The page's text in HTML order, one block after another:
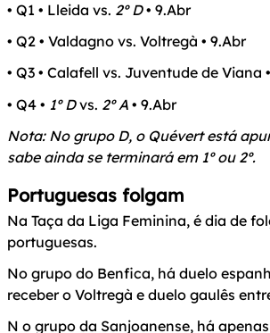
• Q1 • Lleida vs. 2º D• 9.Abr
• Q2 • Valdagno vs. Voltregà • 9.Abr
• Q3 • Calafell vs. Juventude de Viana
• Q4 • 1º Dvs. 2º A • 9.Abr
Nota: No grupo D, o Quévert está
sabe ainda se terminará em 1º ou 2º.
Portuguesas folgam
Na Taça da Liga Feminina, é dia de
portuguesas.
No grupo do Benfica, há duelo
receber o Voltregà e duelo gaulês
N o grupo da Sanjoanense, há